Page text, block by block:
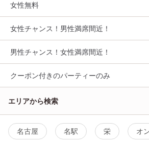
女性無料
女性チャンス！男性満席間近！
男性チャンス！女性満席間近！
クーポン付きのパーティーのみ
エリアから検索
名古屋 名駅 栄 オ